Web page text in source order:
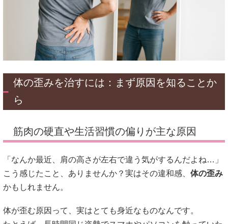
体の歪みを治すには：まず原因を知ることか
ら
筋肉の硬直や生活習慣の偏りが主な原因
「なんか最近、肩の高さが左右で違う気がするんだよね…」
こう感じたこと、ありませんか？実はその違和感、 体の歪み
かもしれません。
体が歪む原因って、実はとても身近なものなんです。